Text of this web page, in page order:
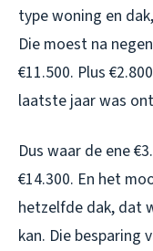
type woning en
Die moest na
€11.500. Plus
laatste jaar was
Dus waar de ene
€14.300. En het
hetzelfde dak, dat
kan. Die besparing